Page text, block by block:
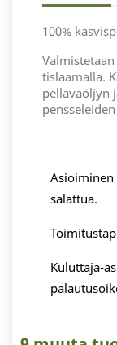
100%
tislaamalla.
pellavaöljyn
salattua.
Kuluttaja-